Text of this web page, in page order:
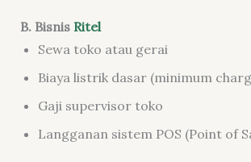
B. Bisnis Ritel
Sewa toko atau gerai
Biaya listrik dasar (minimum
Gaji supervisor toko
Langganan sistem POS (Point of